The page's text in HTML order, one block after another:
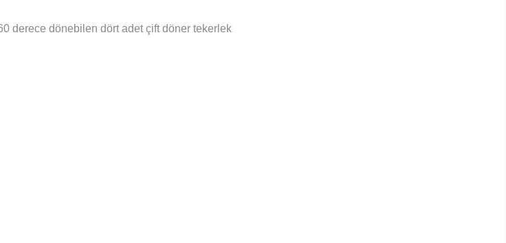
derece dönebilen dört adet çift döner tekerlek